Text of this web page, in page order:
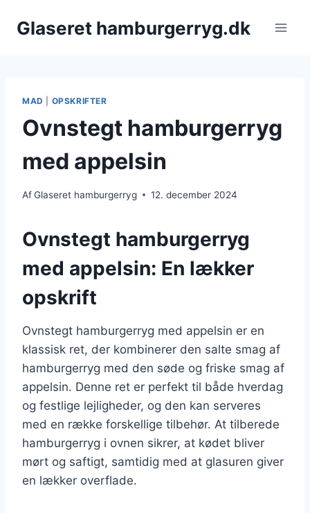
Glaseret hamburgerryg.dk
MAD OPSKRIFTER
Ovnstegt hamburgerryg
med appelsin
AfGlaseret hamburgerryg 12. december 2024
Ovnstegt hamburgerryg
med appelsin: En lækker
opskrift
Ovnstegt hamburgerryg med appelsin er en
klassisk ret, der kombinerer den salte smag af
hamburgerryg med den søde og friske smag af
appelsin. Denne ret er perfekt til både hverdag
og festlige lejligheder, og den kan serveres
med en række forskellige tilbehør. At tilberede
hamburgerryg i ovnen sikrer, at kødet bliver
mørt og saftigt, samtidig med at glasuren giver
en lækker overflade.